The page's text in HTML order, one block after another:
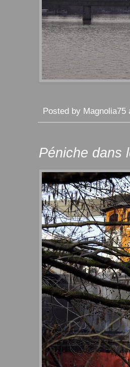
Posted by Magnolia75
Péniche dans